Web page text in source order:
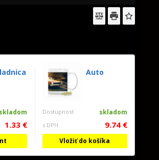
skladom
1.33 €
Auto
Dostupnosť skladom
s DPH 9.74 €
Vložiť do košíka